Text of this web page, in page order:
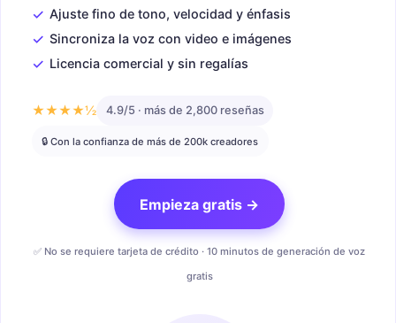
✓ Ajuste fino de tono, velocidad y énfasis
✓ Sincroniza la voz con video e imágenes
✓ Licencia comercial y sin regalías
★★★★½ 4.9/5 · más de 2,800 reseñas
🔒 Con la confianza de más de 200k creadores
Empieza gratis →
✅ No se requiere tarjeta de crédito · 10 minutos de generación de voz
gratis